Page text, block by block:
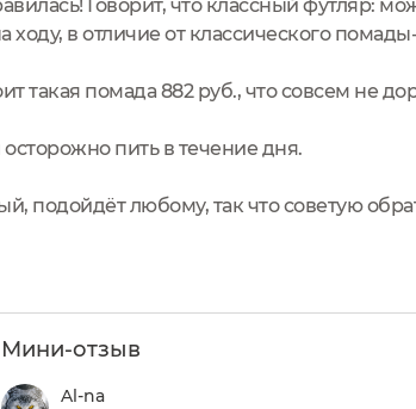
Говорит, что классный футляр:
ходу, в отличие от классического
такая помада 882 руб., что совсем не
пить в течение дня.
подойдёт любому, так что советую
Мини-отзыв
Al-na